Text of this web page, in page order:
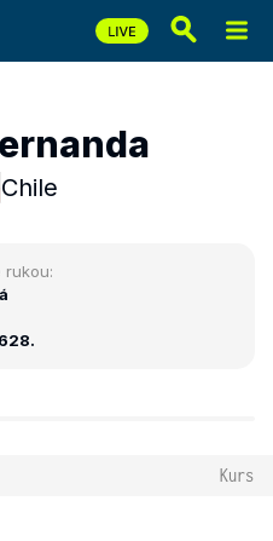
Chile
rukou:
Kurs